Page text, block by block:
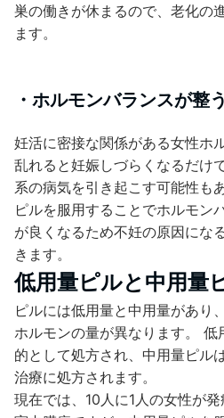
巣の働きが休まるので、老化の
ます。
・ホルモンバランスが整う
妊活に密接な関係がある女性ホ
乱れると妊娠しづらくなるだけ
系の病気を引き起こす可能性も
ピルを服用することでホルモン
が良くなるため不妊の原因にな
きます。
低用量ピルと中用量
ピルには低用量と中用量があり
ホルモンの量が異なります。 低
的として処方され、中用量ピル
治療に処方されます。
現在では、10人に1人の女性が